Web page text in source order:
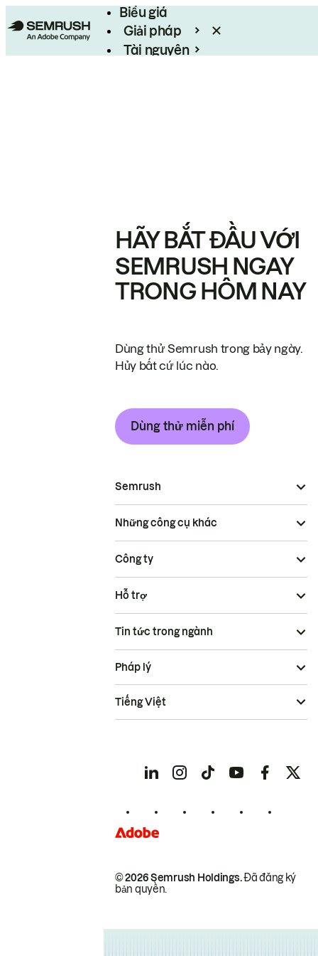
Biểu giá
Giải pháp
Tài nguyên
HÃY BẮT ĐẦU VỚI
SEMRUSH NGAY
TRONG HÔM NAY
Dùng thử Semrush trong bảy ngày.
Hủy bất cứ lúc nào.
Dùng thử miễn phí
Semrush
Những công cụ khác
Công ty
Hỗ trợ
Tin tức trong ngành
© 2026 Semrush Holdings.Đã đăng ký
bản quyền.
Pháp lý
Tiếng Việt